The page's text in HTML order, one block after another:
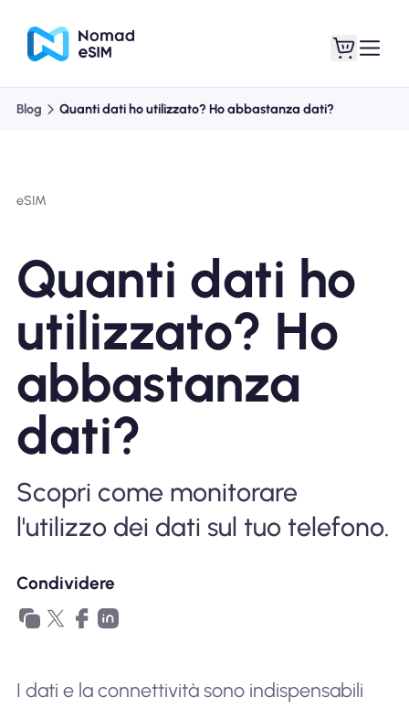
Acquista piani
Informazioni sull'eSIM
Perché l'eSIM Nomad
Utilizzando una eSIM
Per affari
Blog Quanti dati ho utilizzato? Ho abbastanza dati?
eSIM
Quanti dati ho
utilizzato? Ho
abbastanza
dati?
Scopri come monitorare
l'utilizzo dei dati sul tuo telefono.
Condividere
I dati e la connettività sono indispensabili